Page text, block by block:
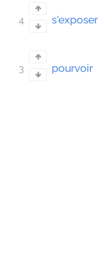
4 s'exposer
3 pourvoir